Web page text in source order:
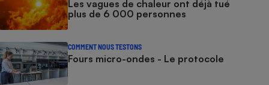
Les vagues de chaleur ont déjà tué
plus de 6 000 personnes
COMMENT NOUS TESTONS
Fours micro-ondes - Le protocole